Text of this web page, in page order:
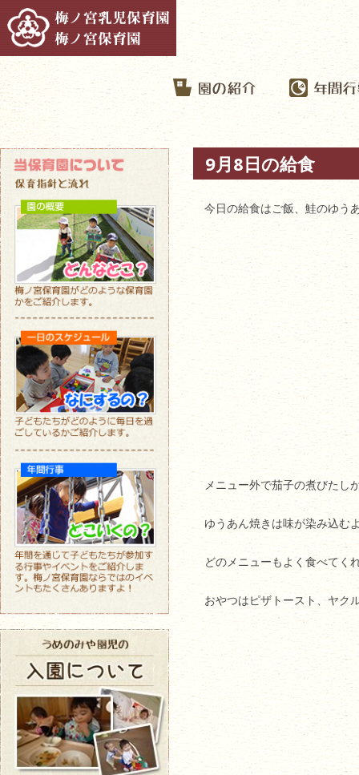
9月8日の給食
今日の給食はご飯、鮭のゆう
メニュー外で茄子の煮びたし
ゆうあん焼きは味が染み込む
どのメニューもよく食べて
おやつはピザトースト、ヤク